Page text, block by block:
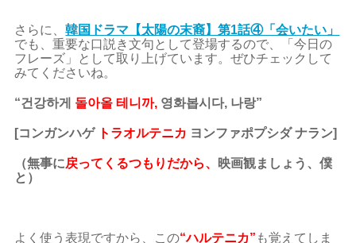
さらに、韓国ドラマ【太陽の末裔】第1話④「会いたい」
でも、重要な口説き文句として登場するので、「今日の
フレーズ」として取り上げています。ぜひチェックして
みてくださいね。
“건강하게 돌아올 테니까, 영화봅시다, 나랑”
[コンガンハゲ トラオルテニカ ヨンファポプシダ ナラン]
（無事に戻ってくるつもりだから、 映画観ましょう、僕
と）
よく使う表現ですから、この“ハルテニカ” も覚えてしま